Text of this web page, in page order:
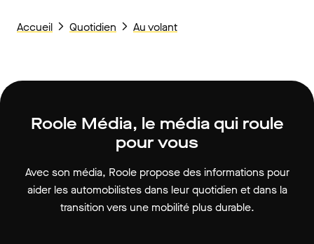
Accueil Quotidien Au volant
Roole Média, le média qui roule
pour vous
Avec son média, Roole propose des informations pour
aider les automobilistes dans leur quotidien et dans la
transition vers une mobilité plus durable.